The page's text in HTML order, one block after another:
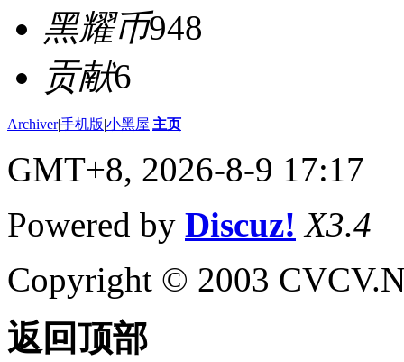
黑耀币948
贡献6
Archiver|手机版|小黑屋|主页
GMT+8, 2026-8-9 17:17
Powered by Discuz! X3.4
Copyright © 2003
返回顶部